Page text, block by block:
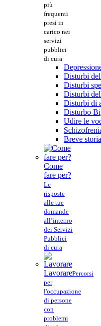
più
frequenti
presi in
carico nei
servizi
pubblici
di cura
Disturbi
Disturbi
Disturbi
Disturbi di
Disturbo
Udire le
Breve
Come
fare per?
Le
risposte
alle tue
domande
all’interno
dei Servizi
Pubblici
di cura
LavorarePercorsi
per
l'occupazione
di persone
con
problemi